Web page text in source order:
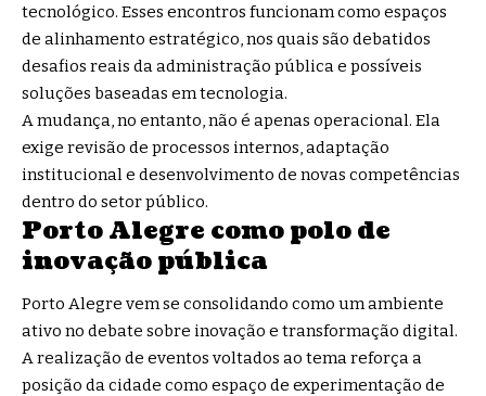
tecnológico. Esses encontros funcionam como espaços
de alinhamento estratégico, nos quais são debatidos
desafios reais da administração pública e possíveis
soluções baseadas em tecnologia.
A mudança, no entanto, não é apenas operacional. Ela
exige revisão de processos internos, adaptação
institucional e desenvolvimento de novas competências
dentro do setor público.
Porto Alegre como polo de
inovação pública
Porto Alegre vem se consolidando como um ambiente
ativo no debate sobre inovação e transformação digital.
A realização de eventos voltados ao tema reforça a
posição da cidade como espaço de experimentação de